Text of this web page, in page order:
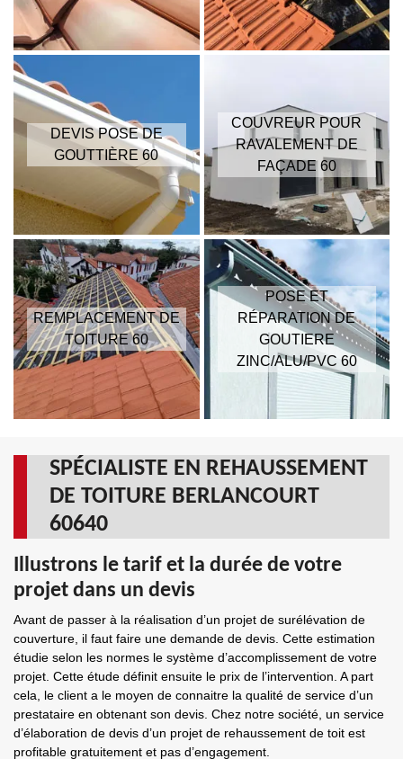
DEVIS POSE DE
GOUTTIÈRE 60
COUVREUR POUR
RAVALEMENT DE
FAÇADE 60
REMPLACEMENT DE
TOITURE 60
POSE ET
RÉPARATION DE
GOUTIERE
ZINC/ALU/PVC 60
SPÉCIALISTE EN REHAUSSEMENT
DE TOITURE BERLANCOURT
60640
Illustrons le tarif et la durée de votre
projet dans un devis
Avant de passer à la réalisation d’un projet de surélévation de
couverture, il faut faire une demande de devis. Cette estimation
étudie selon les normes le système d’accomplissement de votre
projet. Cette étude définit ensuite le prix de l’intervention. A part
cela, le client a le moyen de connaitre la qualité de service d’un
prestataire en obtenant son devis. Chez notre société, un service
d’élaboration de devis d’un projet de rehaussement de toit est
profitable gratuitement et pas d’engagement.